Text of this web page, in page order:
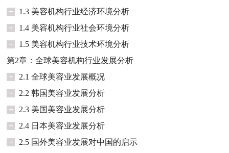
+
1.3 美容机构行业经济环境分析
+
1.4 美容机构行业社会环境分析
+
1.5 美容机构行业技术环境分析
第2章：全球美容机构行业发展分析
+
2.1 全球美容业发展概况
+
2.2 韩国美容业发展分析
+
2.3 美国美容业发展分析
+
2.4 日本美容业发展分析
+
2.5 国外美容业发展对中国的启示